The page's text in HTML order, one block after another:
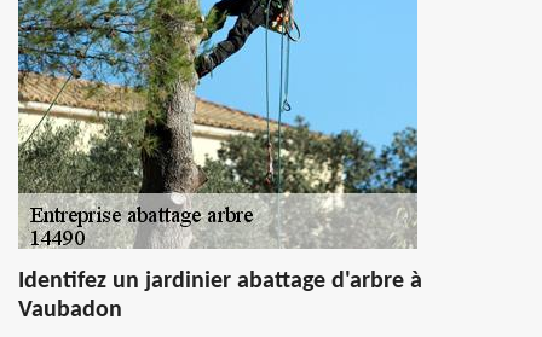
Identifez un jardinier abattage d'arbre à
Vaubadon